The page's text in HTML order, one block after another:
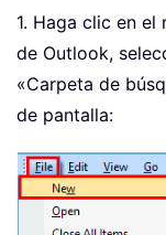
1. Haga clic en
de Outlook,
«Carpeta de
de pantalla: